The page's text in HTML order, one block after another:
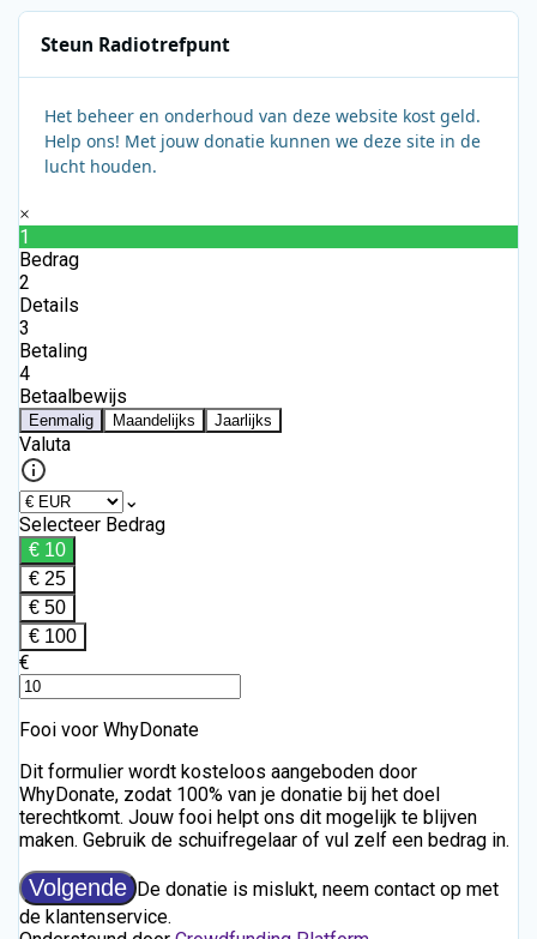
Steun Radiotrefpunt
Het beheer en onderhoud van deze website kost geld.
Help ons! Met jouw donatie kunnen we deze site in de
lucht houden.